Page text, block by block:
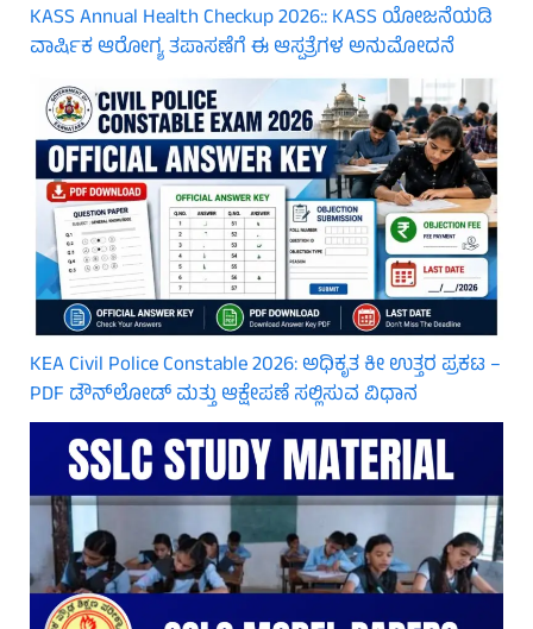
KASS Annual Health Checkup 2026:: KASS ಯೋಜನೆಯಡಿ
ವಾರ್ಷಿಕ ಆರೋಗ್ಯ ತಪಾಸಣೆಗೆ ಈ ಆಸ್ಪತ್ರೆಗಳ ಅನುಮೋದನೆ
KEA Civil Police Constable 2026: ಅಧಿಕೃತ ಕೀ ಉತ್ತರ ಪ್ರಕಟ –
PDF ಡೌನ್‌ಲೋಡ್ ಮತ್ತು ಆಕ್ಷೇಪಣೆ ಸಲ್ಲಿಸುವ ವಿಧಾನ